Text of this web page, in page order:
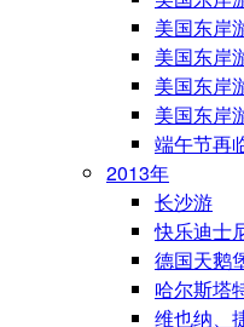
美国东岸
美国东岸
美国东岸
美国东岸
端午节再
2013年
长沙游
快乐迪士
德国天鹅
哈尔斯塔
维也纳、